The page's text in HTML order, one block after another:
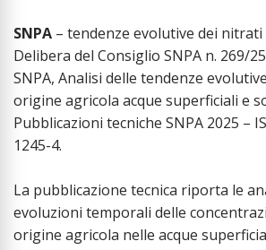
SNPA – tendenze evolutive dei nitrati
Delibera del Consiglio SNPA n. 269/
SNPA, Analisi delle tendenze
origine agricola acque superficiali e
Pubblicazioni tecniche SNPA 2025 –
1245-4.
La pubblicazione tecnica riporta le
evoluzioni temporali delle
origine agricola nelle acque